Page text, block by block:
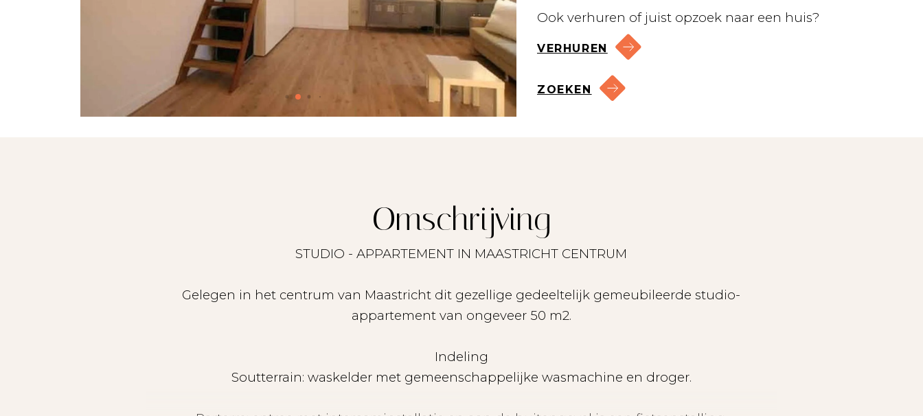
Ook verhuren of juist opzoek naar een huis?
VERHUREN
ZOEKEN
Omschrijving
STUDIO - APPARTEMENT IN MAASTRICHT CENTRUM
Gelegen in het centrum van Maastricht dit gezellige gedeeltelijk gemeubileerde studio-
appartement van ongeveer 50 m2.
Indeling
Soutterrain: waskelder met gemeenschappelijke wasmachine en droger.